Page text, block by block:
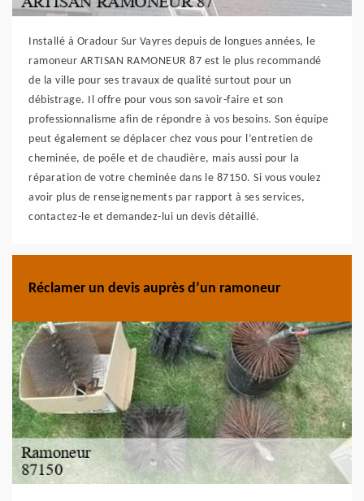
Installé à Oradour Sur Vayres depuis de longues années, le
ramoneur ARTISAN RAMONEUR 87 est le plus recommandé
de la ville pour ses travaux de qualité surtout pour un
débistrage. Il offre pour vous son savoir-faire et son
professionnalisme afin de répondre à vos besoins. Son équipe
peut également se déplacer chez vous pour l’entretien de
cheminée, de poêle et de chaudière, mais aussi pour la
réparation de votre cheminée dans le 87150. Si vous voulez
avoir plus de renseignements par rapport à ses services,
contactez-le et demandez-lui un devis détaillé.
Réclamer un devis auprès d’un ramoneur